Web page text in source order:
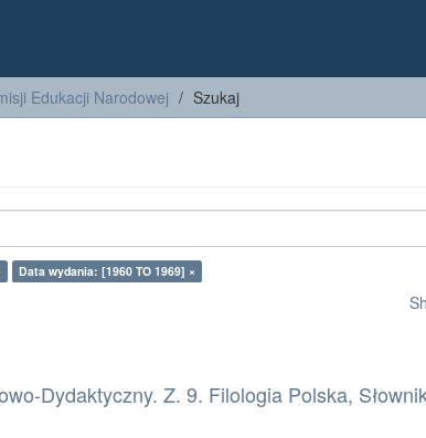
Edukacji Narodowej Szukaj
Data wydania: [1960 TO 1969] ×
Dydaktyczny. Z. 9. Filologia Polska,